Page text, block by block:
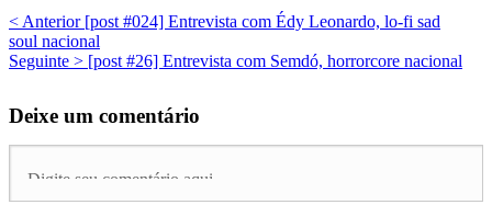
< Anterior[post #024] Entrevista com Édy Leonardo, lo-fi sad
soul nacional
Seguinte > [post #26] Entrevista com Semdó, horrorcore nacional
Deixe um comentário